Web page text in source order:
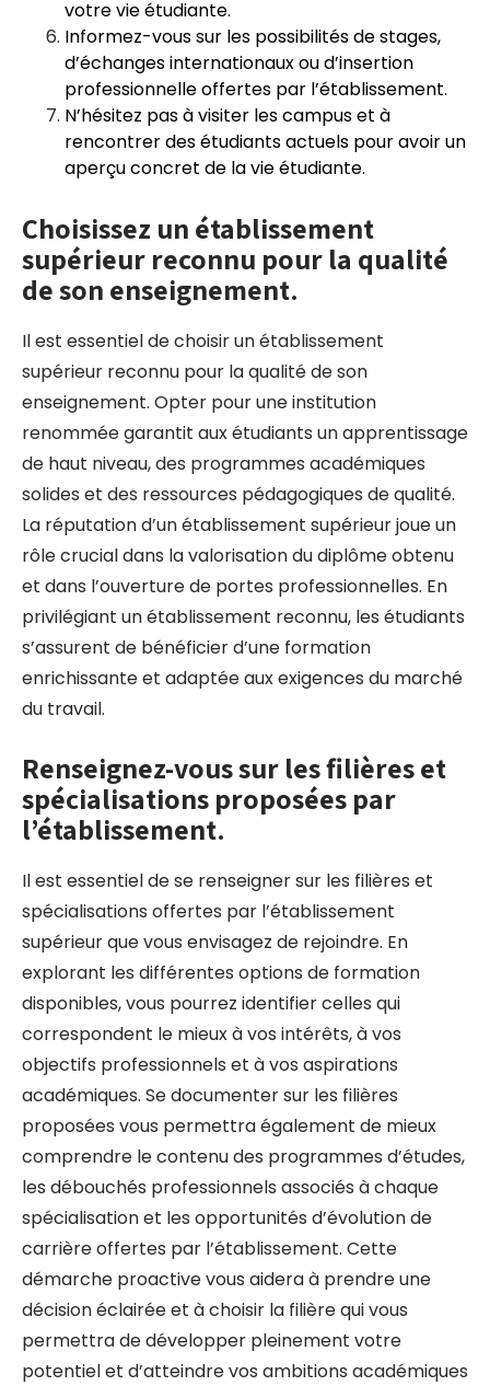
votre vie étudiante.
Informez-vous sur les possibilités de stages,
d’échanges internationaux ou d’insertion
professionnelle offertes par l’établissement.
N’hésitez pas à visiter les campus et à
rencontrer des étudiants actuels pour avoir un
aperçu concret de la vie étudiante.
Choisissez un établissement
supérieur reconnu pour la qualité
de son enseignement.
Il est essentiel de choisir un établissement
supérieur reconnu pour la qualité de son
enseignement. Opter pour une institution
renommée garantit aux étudiants un apprentissage
de haut niveau, des programmes académiques
solides et des ressources pédagogiques de qualité.
La réputation d’un établissement supérieur joue un
rôle crucial dans la valorisation du diplôme obtenu
et dans l’ouverture de portes professionnelles. En
privilégiant un établissement reconnu, les étudiants
s’assurent de bénéficier d’une formation
enrichissante et adaptée aux exigences du marché
du travail.
Renseignez-vous sur les filières et
spécialisations proposées par
l’établissement.
Il est essentiel de se renseigner sur les filières et
spécialisations offertes par l’établissement
supérieur que vous envisagez de rejoindre. En
explorant les différentes options de formation
disponibles, vous pourrez identifier celles qui
correspondent le mieux à vos intérêts, à vos
objectifs professionnels et à vos aspirations
académiques. Se documenter sur les filières
proposées vous permettra également de mieux
comprendre le contenu des programmes d’études,
les débouchés professionnels associés à chaque
spécialisation et les opportunités d’évolution de
carrière offertes par l’établissement. Cette
démarche proactive vous aidera à prendre une
décision éclairée et à choisir la filière qui vous
permettra de développer pleinement votre
potentiel et d’atteindre vos ambitions académiques